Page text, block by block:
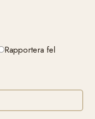
Rapportera fel